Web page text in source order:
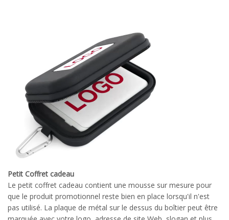
Petit Coffret cadeau
Le petit coffret cadeau contient une mousse sur mesure pour
que le produit promotionnel reste bien en place lorsqu'il n'est
pas utilisé. La plaque de métal sur le dessus du boîtier peut être